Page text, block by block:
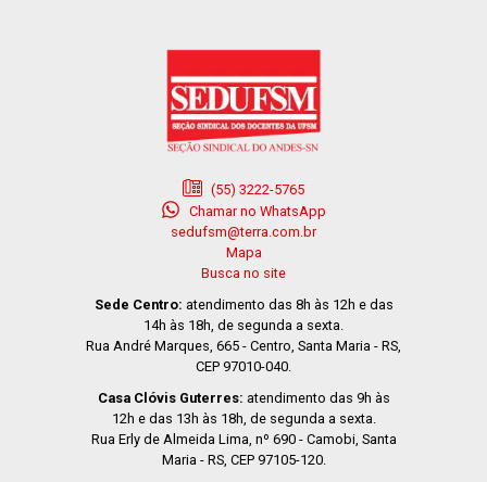
(55) 3222-5765
Chamar no WhatsApp
sedufsm@terra.com.br
Mapa
Busca no site
Sede Centro: atendimento das 8h às 12h e das
14h às 18h, de segunda a sexta.
Rua André Marques, 665 - Centro, Santa Maria - RS,
CEP 97010-040.
Casa Clóvis Guterres: atendimento das 9h às
12h e das 13h às 18h, de segunda a sexta.
Rua Erly de Almeida Lima, nº 690 - Camobi, Santa
Maria - RS, CEP 97105-120.